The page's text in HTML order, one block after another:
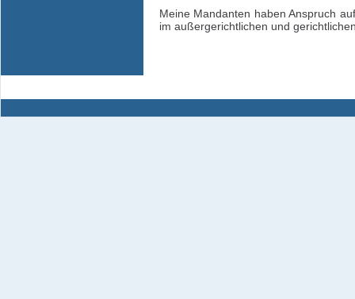
Meine Mandanten haben Anspruch
im außergerichtlichen und